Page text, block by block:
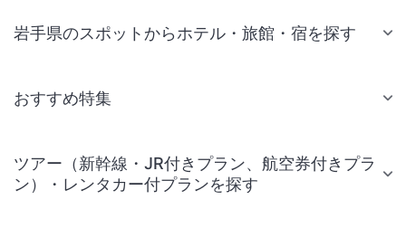
岩手県のスポットからホテル・旅館・宿を探す
おすすめ特集
ツアー（新幹線・JR付きプラン、航空券付きプラ
ン）・レンタカー付プランを探す